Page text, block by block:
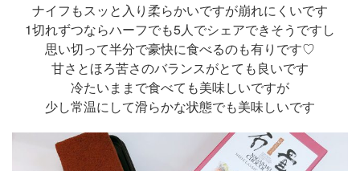
ナイフもスッと入り柔らかいですが崩れにくいです
1切れずつならハーフでも5人でシェアできそうですし
思い切って半分で豪快に食べるのも有りです♡
甘さとほろ苦さのバランスがとても良いです
冷たいままで食べても美味しいですが
少し常温にして滑らかな状態でも美味しいです